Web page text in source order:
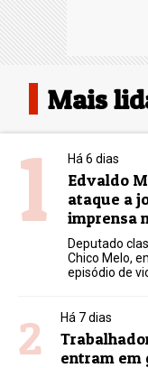
Mais
1 Há 6 dias
Edvaldo
ataque a
imprensa
Deputado
Chico Melo,
episódio de
2 Há 7 dias
entram em